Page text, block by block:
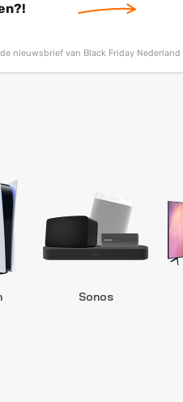
nieuwsbrief van Black Friday
Sonos